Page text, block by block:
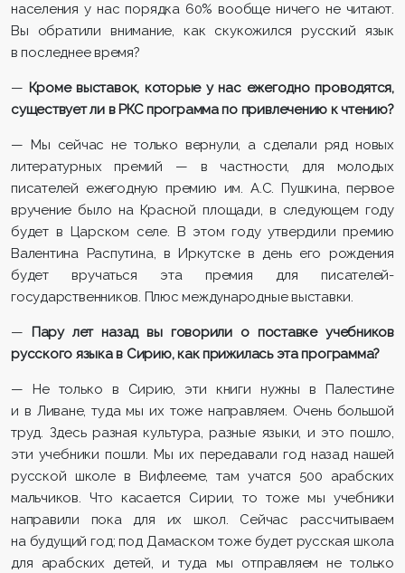
населения у нас порядка 60% вообще ничего не читают.
Вы обратили внимание, как скукожился русский язык
в последнее время?
— Кроме выставок, которые у нас ежегодно проводятся,
существует ли в РКС программа по привлечению к чтению?
— Мы сейчас не только вернули, а сделали ряд новых
литературных премий — в частности, для молодых
писателей ежегодную премию им. А.С. Пушкина, первое
вручение было на Красной площади, в следующем году
будет в Царском селе. В этом году утвердили премию
Валентина Распутина, в Иркутске в день его рождения
будет вручаться эта премия для писателей-
государственников. Плюс международные выставки.
— Пару лет назад вы говорили о поставке учебников
русского языка в Сирию, как прижилась эта программа?
— Не только в Сирию, эти книги нужны в Палестине
и в Ливане, туда мы их тоже направляем. Очень большой
труд. Здесь разная культура, разные языки, и это пошло,
эти учебники пошли. Мы их передавали год назад нашей
русской школе в Вифлееме, там учатся 500 арабских
мальчиков. Что касается Сирии, то тоже мы учебники
направили пока для их школ. Сейчас рассчитываем
на будущий год; под Дамаском тоже будет русская школа
для арабских детей, и туда мы отправляем не только